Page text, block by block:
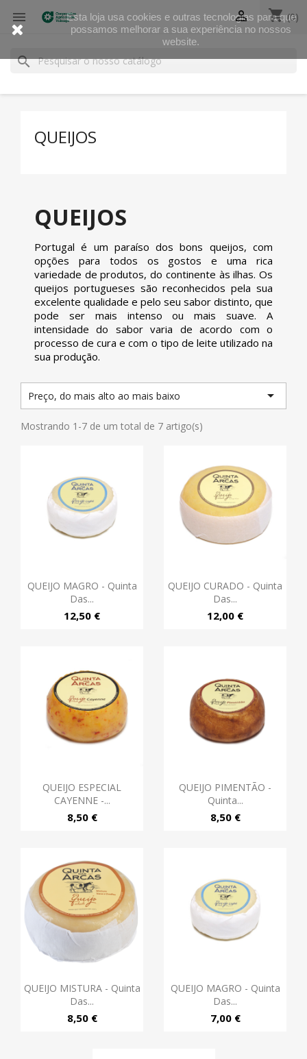
Esta loja usa cookies e outras tecnologias para que
possamos melhorar a sua experiência no nossos
website.
 shopping_cart (0)

search
QUEIJOS
QUEIJOS
Portugal é um paraíso dos bons queijos, com
opções para todos os gostos e uma rica
variedade de produtos, do continente às ilhas. Os
queijos portugueses são reconhecidos pela sua
excelente qualidade e pelo seu sabor distinto, que
pode ser mais intenso ou mais suave. A
intensidade do sabor varia de acordo com o
processo de cura e com o tipo de leite utilizado na
sua produção.
Preço, do mais alto ao mais baixo 
Mostrando 1-7 de um total de 7 artigo(s)
QUEIJO MAGRO - Quinta
Das...
12,50 €
QUEIJO CURADO - Quinta
Das...
12,00 €
QUEIJO ESPECIAL
CAYENNE -...
8,50 €
QUEIJO PIMENTÃO -
Quinta...
8,50 €
QUEIJO MISTURA - Quinta
Das...
8,50 €
QUEIJO MAGRO - Quinta
Das...
7,00 €